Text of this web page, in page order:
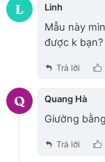
L Linh
Mẫu này
được k
Trả lời
Q Quang Hà
Giường
Trả lời